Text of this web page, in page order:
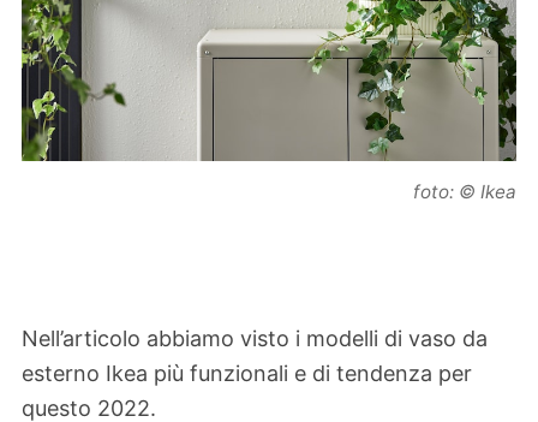
foto: © Ikea
Nell’articolo abbiamo visto i modelli di vaso da
esterno Ikea più funzionali e di tendenza per
questo 2022.